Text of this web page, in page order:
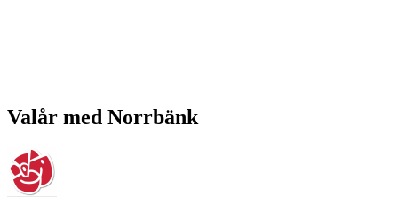
Valår med Norrbänk